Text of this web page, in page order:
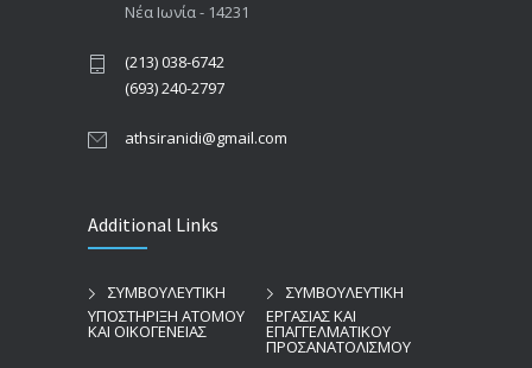
Νέα Ιωνία - 14231
(213) 038-6742
(693) 240-2797
athsiranidi@gmail.com
Additional Links
ΣΥΜΒΟΥΛΕΥΤΙΚΗ
ΥΠΟΣΤΗΡΙΞΗ ΑΤΟΜΟΥ
ΚΑΙ ΟΙΚΟΓΕΝΕΙΑΣ
ΣΥΜΒΟΥΛΕΥΤΙΚΗ
ΕΡΓΑΣΙΑΣ ΚΑΙ
ΕΠΑΓΓΕΛΜΑΤΙΚΟΥ
ΠΡΟΣΑΝΑΤΟΛΙΣΜΟΥ